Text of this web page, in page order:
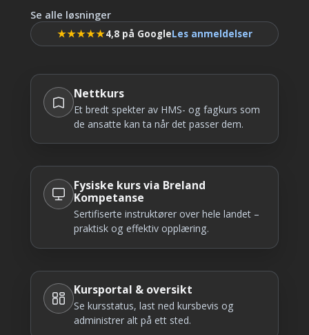
Se alle løsninger
★★★★★4,8 på GoogleLes anmeldelser
Nettkurs
Et bredt spekter av HMS- og fagkurs som
de ansatte kan ta når det passer dem.
Fysiske kurs via Breland
Kompetanse
Sertifiserte instruktører over hele landet –
praktisk og effektiv opplæring.
Kursportal & oversikt
Se kursstatus, last ned kursbevis og
administrer alt på ett sted.